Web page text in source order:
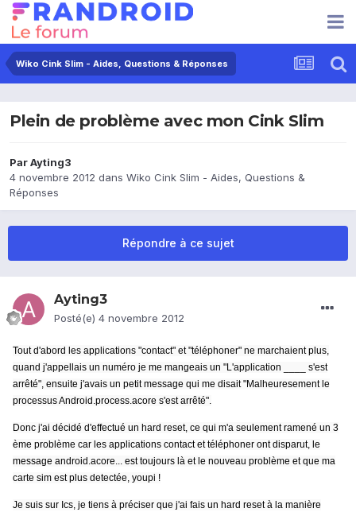
Wiko Cink Slim - Aides, Questions & Réponses
Plein de problème avec mon Cink Slim
ParAyting3
4 novembre 2012 dans Wiko Cink Slim - Aides, Questions &
Réponses
Répondre à ce sujet
Ayting3
Posté(e) 4 novembre 2012
Tout d'abord les applications "contact" et "téléphoner" ne marchaient plus,
quand j'appellais un numéro je me mangeais un "L'application ____ s'est
arrêté", ensuite j'avais un petit message qui me disait "Malheuresement le
processus Android.process.acore s'est arrêté".
Donc j'ai décidé d'effectué un hard reset, ce qui m'a seulement ramené un 3
ème problème car les applications contact et téléphoner ont disparut, le
message android.acore... est toujours là et le nouveau problème et que ma
carte sim est plus detectée, youpi !
Je suis sur Ics, je tiens à préciser que j'ai fais un hard reset à la manière